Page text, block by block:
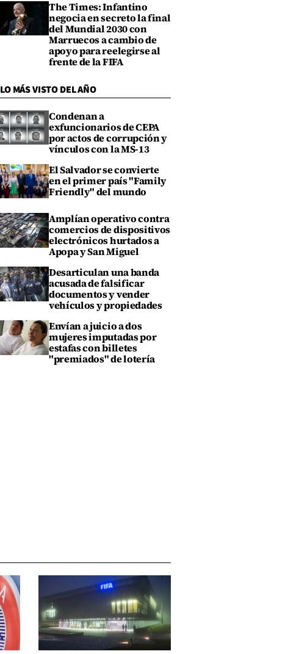
The Times: Infantino
negocia en secreto la final
del Mundial 2030 con
Marruecos a cambio de
apoyo para reelegirse al
frente de la FIFA
LO MÁS VISTO DEL AÑO
Condenan a
exfuncionarios de CEPA
por actos de corrupción y
vínculos con la MS-13
El Salvador se convierte
en el primer país "Family
Friendly" del mundo
Amplían operativo contra
comercios de dispositivos
electrónicos hurtados a
Apopa y San Miguel
Desarticulan una banda
acusada de falsificar
documentos y vender
vehículos y propiedades
Envían a juicio a dos
mujeres imputadas por
estafas con billetes
"premiados" de lotería